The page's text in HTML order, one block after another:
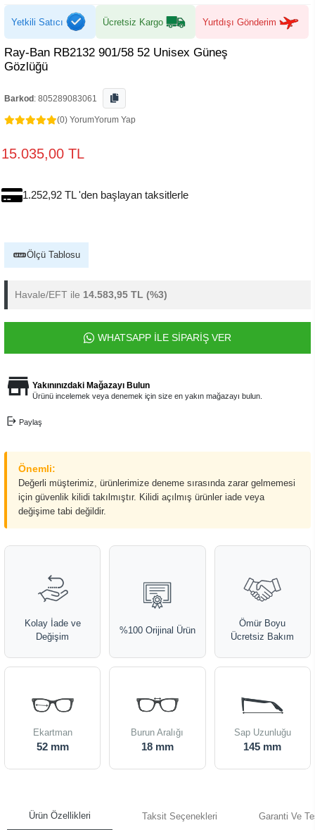
Yetkili Satıcı Ücretsiz Kargo Yurtdışı Gönderim
Ray-Ban RB2132 901/58 52 Unisex Güneş
Gözlüğü
Barkod : 805289083061
(0) YorumYorum Yap
15.035,00 TL
1.252,92 TL 'den başlayan taksitlerle
Ölçü Tablosu
Havale/EFT ile 14.583,95 TL (%3)
WHATSAPP İLE SİPARİŞ VER
Yakınınızdaki Mağazayı Bulun
Ürünü incelemek veya denemek için size en yakın mağazayı bulun.
Paylaş
Önemli:
Değerli müşterimiz, ürünlerimize deneme sırasında zarar gelmemesi
için güvenlik kilidi takılmıştır. Kilidi açılmış ürünler iade veya
değişime tabi değildir.
Kolay İade ve
Değişim
%100 Orijinal Ürün
Ömür Boyu
Ücretsiz Bakım
Ekartman
52 mm
Burun Aralığı
18 mm
Sap Uzunluğu
145 mm
Ürün Özellikleri Taksit Seçenekleri Garanti Ve